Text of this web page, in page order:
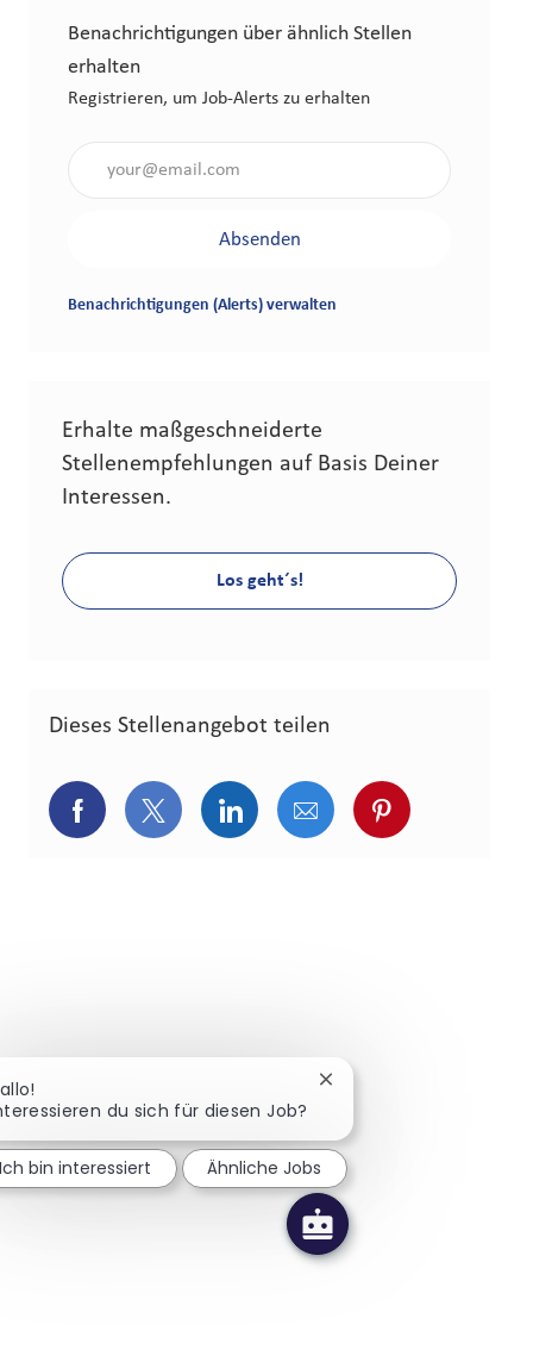
Benachrichtigungen über ähnlich Stellen
erhalten
Registrieren, um Job-Alerts zu erhalten
Absenden
Benachrichtigungen (Alerts) verwalten
Erhalte maßgeschneiderte
Stellenempfehlungen auf Basis Deiner
Interessen.
Los geht´s!
Dieses Stellenangebot teilen
Über Facebook teilen
Über Twitter teilen
Über LinkedIn teilen
Über E-Mail teilen
Über
du sich für diesen Job?
Chatbot-
Ich bin interessiert Ähnliche Jobs